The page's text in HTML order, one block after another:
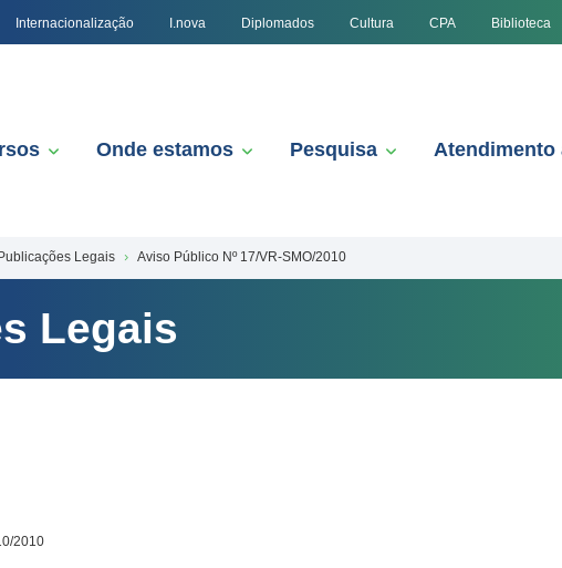
Internacionalização I.nova Diplomados Cultura CPA Biblioteca
Onde estamos Pesquisa Atendimento
Publicações Legais Aviso Público Nº 17/VR-SMO/2010
Legais
2010